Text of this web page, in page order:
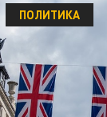
ПОЛИТИКА